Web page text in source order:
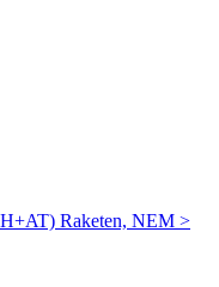
Raketen, NEM >